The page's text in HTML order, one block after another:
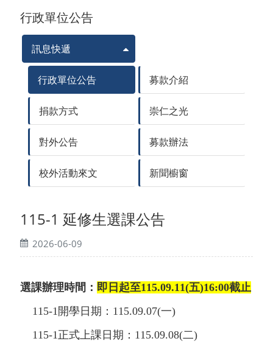
行政單位公告
訊息快遞
行政單位公告 募款介紹
捐款方式 崇仁之光
對外公告 募款辦法
校外活動來文 新聞櫥窗
115-1 延修生選課公告
2026-06-09
選課辦理時間： 即日起至115.09.11(五)16:00截止
115-1開學日期：115.09.07(一)
115-1正式上課日期：115.09.08(二)